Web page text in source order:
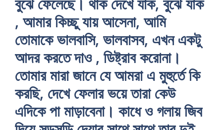
, আমার কিচ্ছু যায় আসেনা, আমি
তোমাকে ভালবাসি, ভালবাসব, এখন একটু
আদর করতে দাও , ডিষ্ট্রাব করোনা।
তোমার মারা জানে যে আমরা এ মুহুর্তে কি
করছি, দেখে ফেলার ভয়ে তারা কেউ
এদিকে পা মাড়াবেনা। কাধে ও গলায় জিব